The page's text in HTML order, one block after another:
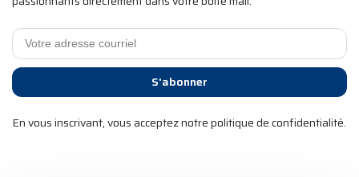
S'abonner
En vous inscrivant, vous acceptez notre politique de confidentialité.